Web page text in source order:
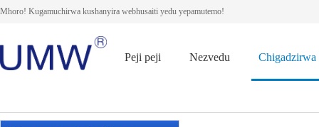
Mhoro! Kugamuchirwa kushanyira webhusaiti yedu yepamutemo!
Peji peji Nezvedu Chigadzirwa